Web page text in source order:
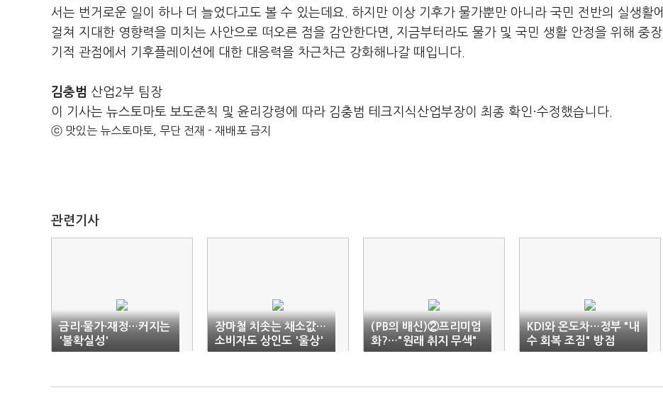
서는 번거로운 일이 하나 더 늘었다고도 볼 수 있는데요. 하지만 이상 기후가 물가뿐만 아니라 국민 전반의 실생활에
걸쳐 지대한 영향력을 미치는 사안으로 떠오른 점을 감안한다면, 지금부터라도 물가 및 국민 생활 안정을 위해 중장
기적 관점에서 기후플레이션에 대한 대응력을 차근차근 강화해나갈 때입니다.
김충범 산업2부 팀장
이 기사는 뉴스토마토 보도준칙 및 윤리강령에 따라 김충범 테크지식산업부장이 최종 확인·수정했습니다.
ⓒ 맛있는 뉴스토마토, 무단 전재 - 재배포 금지
관련기사
금리·물가·재정…커지는
'불확실성'
장마철 치솟는 채소값…
소비자도 상인도 '울상'
(PB의 배신)②프리미엄
화?…"원래 취지 무색"
KDI와 온도차…정부 "내
수 회복 조짐" 방점